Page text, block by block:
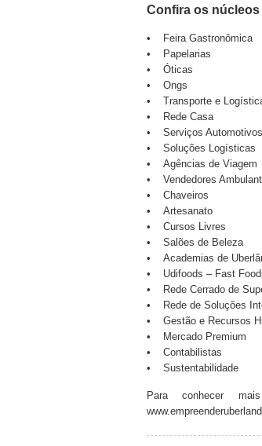
Confira os
• Feira Gastronômica
• Papelarias
• Óticas
• Ongs
• Transporte e
• Rede Casa
• Serviços Automotivos
• Soluções Logísticas
• Agências de Viagem
• Vendedores
• Chaveiros
• Artesanato
• Cursos Livres
• Salões de Beleza
• Academias de
• Udifoods – Fast
• Rede Cerrado de
• Rede de Soluções
• Gestão e Recursos
• Mercado Premium
• Contabilistas
• Sustentabilidade
Para conhecer